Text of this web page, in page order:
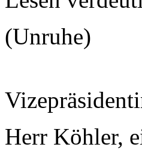
(Unruhe)
Herr Köhler,